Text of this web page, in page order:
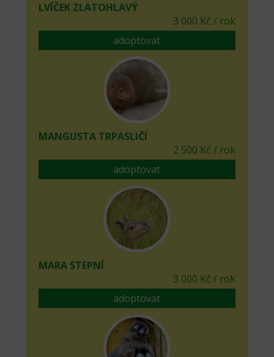
LVÍČEK ZLATOHLAVÝ
3 000 Kč / rok
adoptovat
MANGUSTA TRPASLIČÍ
2 500 Kč / rok
adoptovat
MARA STEPNÍ
3 000 Kč / rok
adoptovat